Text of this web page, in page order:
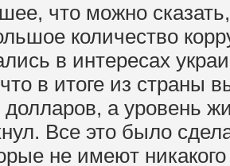
что можно
количество
в интересах
в итоге из страны
а уровень
Все это было
не имеют